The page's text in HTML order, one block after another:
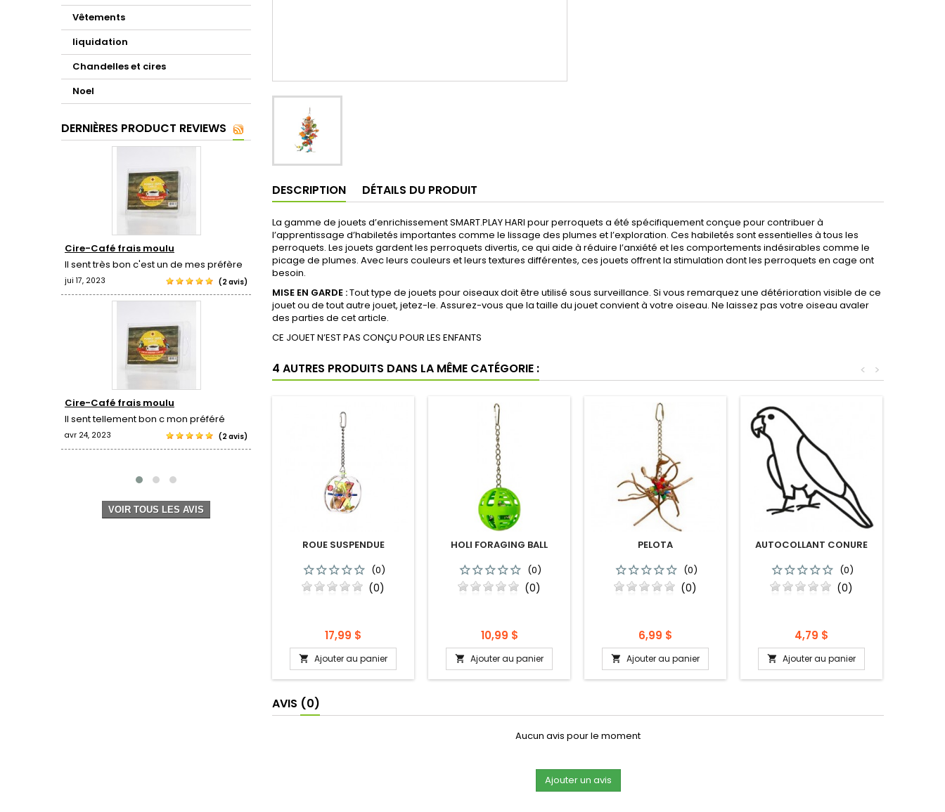
Vêtements
liquidation
Chandelles et cires
Noel
DERNIÈRES PRODUCT REVIEWS
Cire-Café frais moulu
Il sent très bon c'est un de mes préfère
jui 17, 2023 (2 avis)
Cire-Café frais moulu
Il sent tellement bon c mon préféré
avr 24, 2023 (2 avis)
Cire-Popcorn au caramel
J'adore l'odeur un de mes préfères
Mon oiseau adore déchiqueter ce
Cire-Fleur de cactus et jade
J’étais une dépendante aux bougies,
pouvoir en utilise ...
déc 14, 2021 (1 revue)
Cire-Café frais moulu
Il sent très bon c'est un de mes préfère
Cire-Café frais moulu
Il sent tellement bon c mon préféré
VOIR TOUS LES AVIS
DESCRIPTION DÉTAILS DU PRODUIT
La gamme de jouets d’enrichissement SMART.PLAY HARI pour perroquets a été spécifiquement conçue pour contribuer à
l’apprentissage d’habiletés importantes comme le lissage des plumes et l’exploration. Ces habiletés sont essentielles à tous les
perroquets. Les jouets gardent les perroquets divertis, ce qui aide à réduire l’anxiété et les comportements indésirables comme le
picage de plumes. Avec leurs couleurs et leurs textures différentes, ces jouets offrent la stimulation dont les perroquets en cage ont
besoin.
MISE EN GARDE :Tout type de jouets pour oiseaux doit être utilisé sous surveillance. Si vous remarquez une détérioration visible de ce
jouet ou de tout autre jouet, jetez-le. Assurez-vous que la taille du jouet convient à votre oiseau. Ne laissez pas votre oiseau avaler
des parties de cet article.
CE JOUET N’EST PAS CONÇU POUR LES ENFANTS
4 AUTRES PRODUITS DANS LA MÊME CATÉGORIE : >
<
ROUE SUSPENDUE
(0)
(0)
Prix
17,99 $
 Ajouter au panier
HOLI FORAGING BALL
(0)
(0)
Prix
10,99 $
 Ajouter au panier
PELOTA
(0)
(0)
Prix
6,99 $
 Ajouter au panier
AUTOCOLLANT CONURE
(0)
(0)
Prix
4,79 $
 Ajouter au panier
AVIS (0)
Aucun avis pour le moment